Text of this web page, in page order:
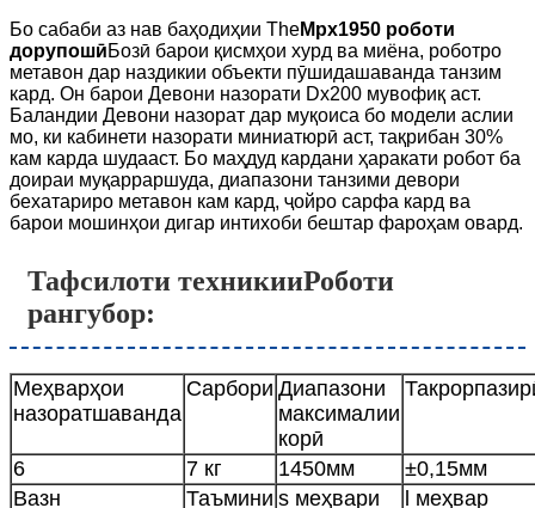
Бо сабаби аз нав баҳодиҳии TheMpx1950 роботи
дорупошӣБозӣ барои қисмҳои хурд ва миёна, роботро
метавон дар наздикии объекти пӯшидашаванда танзим
кард. Он барои Девони назорати Dx200 мувофиқ аст.
Баландии Девони назорат дар муқоиса бо модели аслии
мо, ки кабинети назорати миниатюрӣ аст, тақрибан 30%
кам карда шудааст. Бо маҳдуд кардани ҳаракати робот ба
доираи муқарраршуда, диапазони танзими девори
бехатариро метавон кам кард, ҷойро сарфа кард ва
барои мошинҳои дигар интихоби бештар фароҳам овард.
Тафсилоти техникииРоботи
рангубор:
Меҳварҳои
назоратшаванда
Сарбори Диапазони
максималии
корӣ
6 7 кг 1450мм
±0,15мм
Вазн
Таъмини s меҳвари l меҳвар